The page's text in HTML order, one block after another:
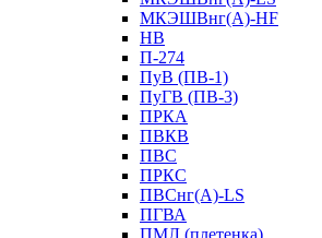
МКЭШВнг(А)-HF
НВ
П-274
ПуВ (ПВ-1)
ПуГВ (ПВ-3)
ПРКА
ПВКВ
ПВС
ПРКС
ПВСнг(А)-LS
ПГВА
ПМЛ (плетенка)